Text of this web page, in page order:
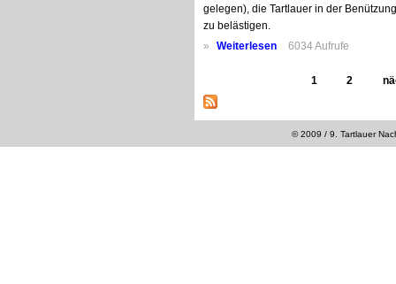
gelegen), die Tartlauer in der
zu belästigen.
»
Weiterlesen 6034 Aufrufe
1 2
© 2009 / 9. Tartlauer